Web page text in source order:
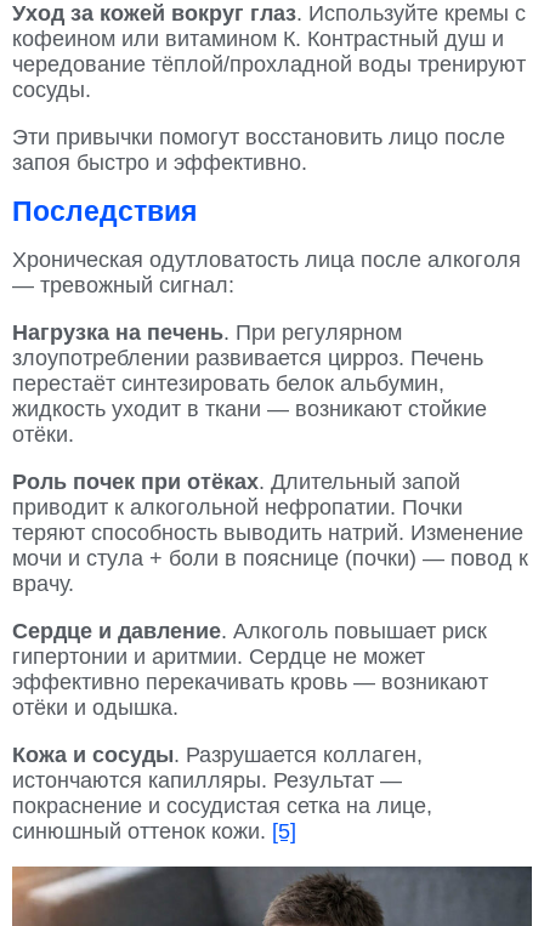
Уход за кожей вокруг глаз. Используйте кремы с
кофеином или витамином К. Контрастный душ и
чередование тёплой/прохладной воды тренируют
сосуды.
Эти привычки помогут восстановить лицо после
запоя быстро и эффективно.
Последствия
Хроническая одутловатость лица после алкоголя
— тревожный сигнал:
Нагрузка на печень. При регулярном
злоупотреблении развивается цирроз. Печень
перестаёт синтезировать белок альбумин,
жидкость уходит в ткани — возникают стойкие
отёки.
Роль почек при отёках. Длительный запой
приводит к алкогольной нефропатии. Почки
теряют способность выводить натрий. Изменение
мочи и стула + боли в пояснице (почки) — повод к
врачу.
Сердце и давление. Алкоголь повышает риск
гипертонии и аритмии. Сердце не может
эффективно перекачивать кровь — возникают
отёки и одышка.
Кожа и сосуды. Разрушается коллаген,
истончаются капилляры. Результат —
покраснение и сосудистая сетка на лице,
синюшный оттенок кожи. [5]